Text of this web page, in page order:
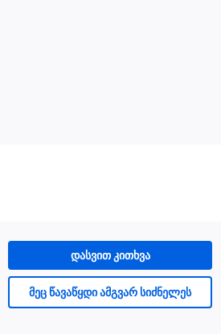
დასვით კითხვა
მეც წავაწყდი ამგვარ სიძნელეს